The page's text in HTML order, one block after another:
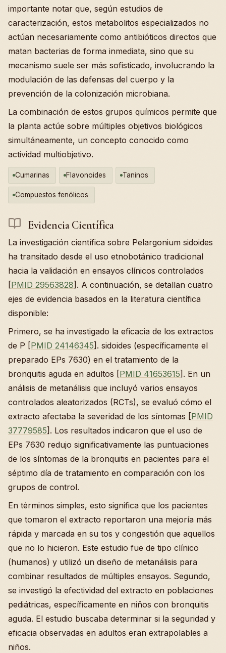
importante notar que, según estudios de
caracterización, estos metabolitos especializados no
actúan necesariamente como antibióticos directos que
matan bacterias de forma inmediata, sino que su
mecanismo suele ser más sofisticado, involucrando la
modulación de las defensas del cuerpo y la
prevención de la colonización microbiana.
La combinación de estos grupos químicos permite que
la planta actúe sobre múltiples objetivos biológicos
simultáneamente, un concepto conocido como
actividad multiobjetivo.
Cumarinas Flavonoides Taninos
Compuestos fenólicos
Evidencia Científica
La investigación científica sobre Pelargonium sidoides
ha transitado desde el uso etnobotánico tradicional
hacia la validación en ensayos clínicos controlados
[PMID 29563828]. A continuación, se detallan cuatro
ejes de evidencia basados en la literatura científica
disponible:
Primero, se ha investigado la eficacia de los extractos
de P [PMID 24146345]. sidoides (específicamente el
preparado EPs 7630) en el tratamiento de la
bronquitis aguda en adultos [PMID 41653615]. En un
análisis de metanálisis que incluyó varios ensayos
controlados aleatorizados (RCTs), se evaluó cómo el
extracto afectaba la severidad de los síntomas [PMID
37779585]. Los resultados indicaron que el uso de
EPs 7630 redujo significativamente las puntuaciones
de los síntomas de la bronquitis en pacientes para el
séptimo día de tratamiento en comparación con los
grupos de control.
En términos simples, esto significa que los pacientes
que tomaron el extracto reportaron una mejoría más
rápida y marcada en su tos y congestión que aquellos
que no lo hicieron. Este estudio fue de tipo clínico
(humanos) y utilizó un diseño de metanálisis para
combinar resultados de múltiples ensayos. Segundo,
se investigó la efectividad del extracto en poblaciones
pediátricas, específicamente en niños con bronquitis
aguda. El estudio buscaba determinar si la seguridad y
eficacia observadas en adultos eran extrapolables a
niños.